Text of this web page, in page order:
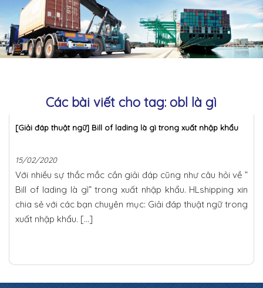
< >
Các bài viết cho tag: obl là gì
[Giải đáp thuật ngữ] Bill of lading là gì trong xuất nhập khẩu
15/02/2020
Với nhiều sự thắc mắc cần giải đáp cũng như câu hỏi về ”
Bill of lading là gì” trong xuất nhập khẩu. HLshipping xin
chia sẻ với các bạn chuyên mục: Giải đáp thuật ngữ trong
xuất nhập khẩu. […]